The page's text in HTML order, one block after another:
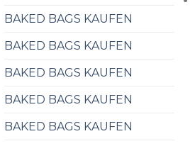
BAKED BAGS KAUFEN
BAKED BAGS KAUFEN
BAKED BAGS KAUFEN
BAKED BAGS KAUFEN
BAKED BAGS KAUFEN